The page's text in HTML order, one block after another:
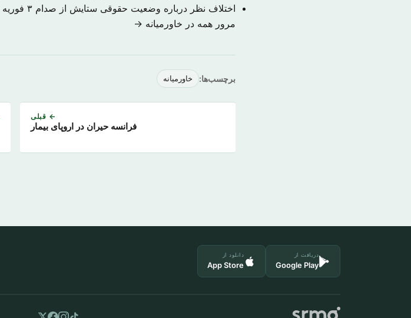
اختلاف نظر درباره وضعیت حقوقی ستایش از صدام ۳ فوریه ۲۰۱۹
مرور همه در خاورمیانه →
برچسب‌ها: خاورمیانه
← قبلی
فرانسه حیران در اروپای بیمار
دریافت از
Google Play
دانلود از
App Store